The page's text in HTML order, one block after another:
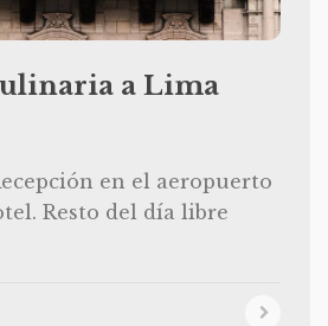
a Lima
en el aeropuerto
Resto del día libre